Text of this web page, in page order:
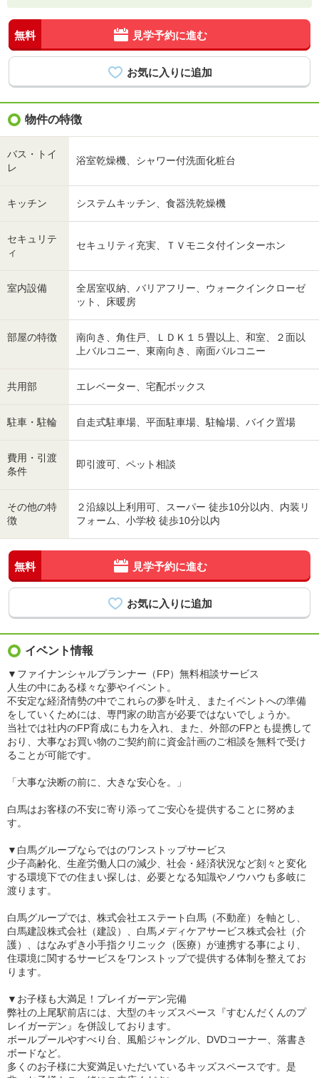
無料 見学予約に進む
物件の特徴
バス・トイ
レ
浴室乾燥機、シャワー付洗面化粧台
キッチン システムキッチン、食器洗乾燥機
セキュリテ
ィ
セキュリティ充実、ＴＶモニタ付インターホン
室内設備
全居室収納、バリアフリー、ウォークインクローゼ
ット、床暖房
部屋の特徴
南向き、角住戸、ＬＤＫ１５畳以上、和室、２面以
上バルコニー、東南向き、南面バルコニー
共用部 エレベーター、宅配ボックス
駐車・駐輪 自走式駐車場、平面駐車場、駐輪場、バイク置場
費用・引渡
条件
即引渡可、ペット相談
その他の特
徴
２沿線以上利用可、スーパー 徒歩10分以内、内装リ
フォーム、小学校 徒歩10分以内
無料 見学予約に進む
イベント情報
▼ファイナンシャルプランナー（FP）無料相談サービス
人生の中にある様々な夢やイベント。
不安定な経済情勢の中でこれらの夢を叶え、またイベントへの準備
をしていくためには、専門家の助言が必要ではないでしょうか。
当社では社内のFP育成にも力を入れ、また、外部のFPとも提携して
おり、大事なお買い物のご契約前に資金計画のご相談を無料で受け
ることが可能です。
「大事な決断の前に、大きな安心を。」
白馬はお客様の不安に寄り添ってご安心を提供することに努めま
す。
▼白馬グループならではのワンストップサービス
少子高齢化、生産労働人口の減少、社会・経済状況など刻々と変化
する環境下での住まい探しは、必要となる知識やノウハウも多岐に
渡ります。
白馬グループでは、株式会社エステート白馬（不動産）を軸とし、
白馬建設株式会社（建設）、白馬メディケアサービス株式会社（介
護）、はなみずき小手指クリニック（医療）が連携する事により、
住環境に関するサービスをワンストップで提供する体制を整えてお
ります。
▼お子様も大満足！プレイガーデン完備
弊社の上尾駅前店には、大型のキッズスペース『すむんだくんのプ
レイガーデン』を併設しております。
ボールプールやすべり台、風船ジャングル、DVDコーナー、落書き
ボードなど。
多くのお子様に大変満足いただいているキッズスペースです。是